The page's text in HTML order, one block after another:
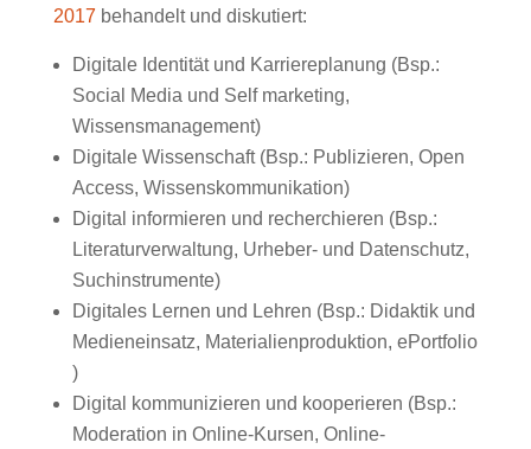
2017 behandelt und diskutiert:
Digitale Identität und Karriereplanung (Bsp.:
Social Media und Self marketing,
Wissensmanagement)
Digitale Wissenschaft (Bsp.: Publizieren, Open
Access, Wissenskommunikation)
Digital informieren und recherchieren (Bsp.:
Literaturverwaltung, Urheber- und Datenschutz,
Suchinstrumente)
Digitales Lernen und Lehren (Bsp.: Didaktik und
Medieneinsatz, Materialienproduktion, ePortfolio
)
Digital kommunizieren und kooperieren (Bsp.:
Moderation in Online-Kursen, Online-